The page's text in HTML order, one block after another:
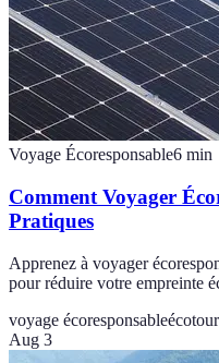
Voyage Écoresponsable6 min
Comment Voyager
Pratiques
Apprenez à voyager
pour réduire votre empreinte
voyage écoresponsable
Aug 3